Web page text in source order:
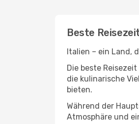
Beste
Italien – ein Land,
Die beste
die kulinarische
bieten.
Während der
Atmosphäre und